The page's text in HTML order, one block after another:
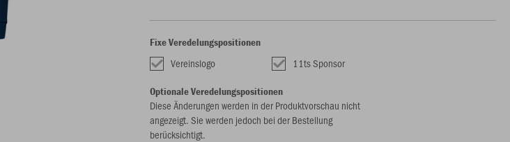
Fixe Veredelungspositionen
Vereinslogo 11ts Sponsor
Optionale Veredelungspositionen
Diese Änderungen werden in der Produktvorschau nicht
angezeigt. Sie werden jedoch bei der Bestellung
berücksichtigt.